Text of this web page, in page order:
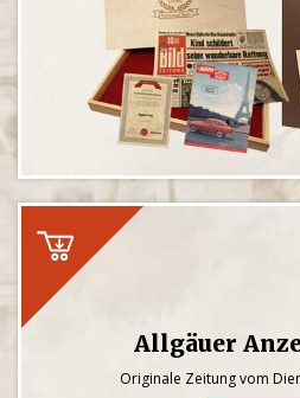
Allgäuer
Originale Zeitung vom